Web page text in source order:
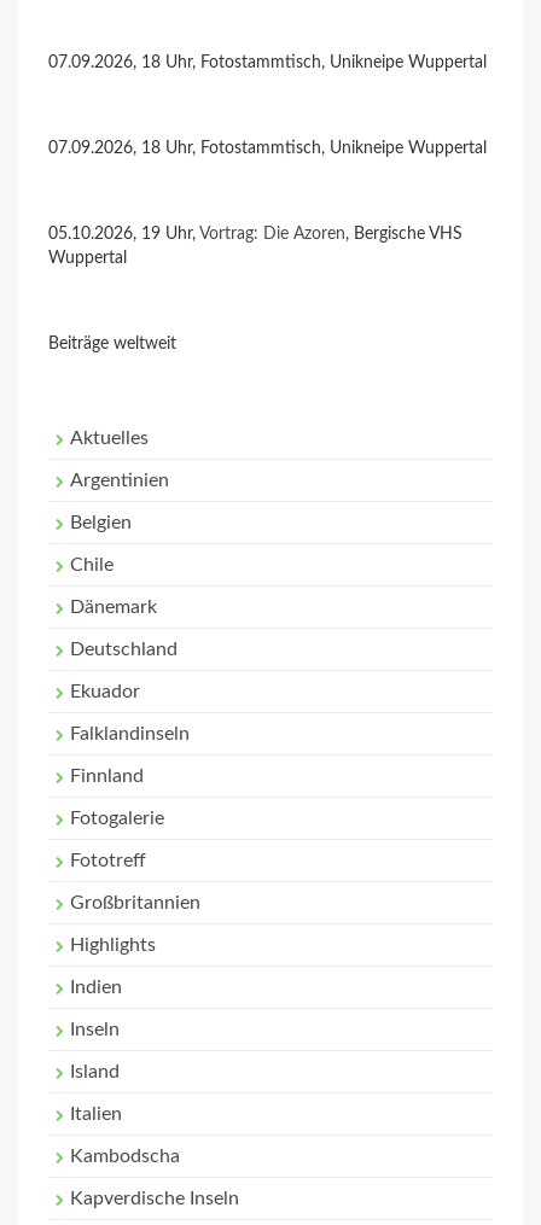
07.09.2026, 18 Uhr, Fotostammtisch, Unikneipe Wuppertal
07.09.2026, 18 Uhr, Fotostammtisch, Unikneipe Wuppertal
05.10.2026, 19 Uhr, Vortrag: Die Azoren, Bergische VHS
Wuppertal
Beiträge weltweit
Aktuelles
Argentinien
Belgien
Chile
Dänemark
Deutschland
Ekuador
Falklandinseln
Finnland
Fotogalerie
Fototreff
Großbritannien
Highlights
Indien
Inseln
Island
Italien
Kambodscha
Kapverdische Inseln